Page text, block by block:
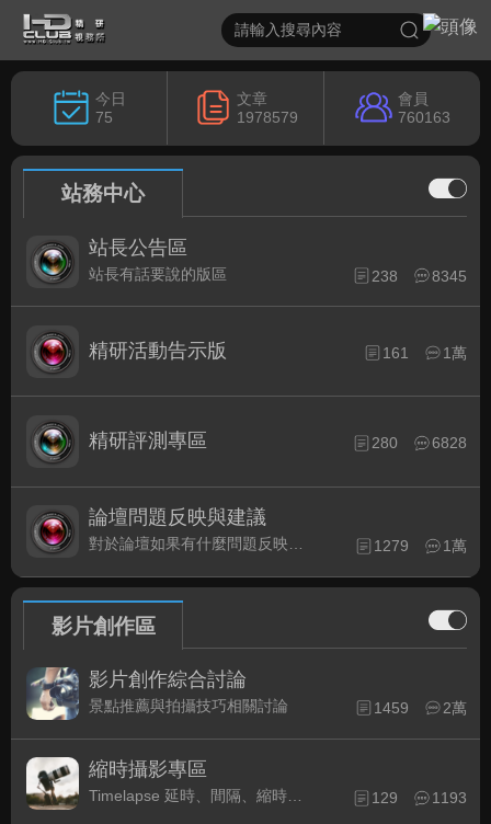
今日
75
文章
1978579
會員
760163
站務中心
站長公告區
站長有話要說的版區 238 8345
精研活動告示版 161 1萬
精研評測專區 280 6828
論壇問題反映與建議
對於論壇如果有什麼問題反映或是建議, 竭誠歡迎在這裡盡情發表 1279 1萬
影片創作區
影片創作綜合討論
景點推薦與拍攝技巧相關討論 1459 2萬
縮時攝影專區
129 1193